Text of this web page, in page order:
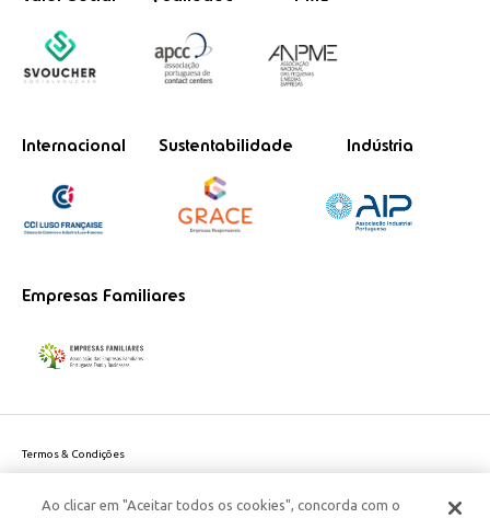
Internacional Sustentabilidade Indústria
Empresas Familiares
Termos & Condições
Politica de Cookies
Ao clicar em "Aceitar todos os cookies", concorda com o